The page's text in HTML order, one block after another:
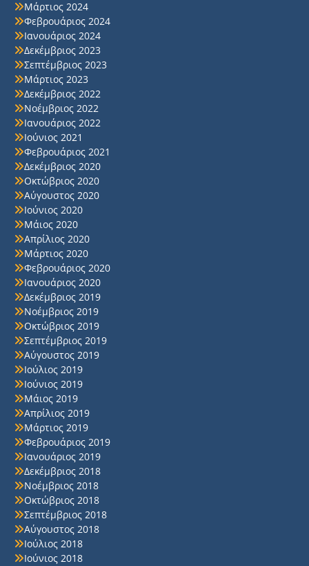
Μάρτιος 2024
Φεβρουάριος 2024
Ιανουάριος 2024
Δεκέμβριος 2023
Σεπτέμβριος 2023
Μάρτιος 2023
Δεκέμβριος 2022
Νοέμβριος 2022
Ιανουάριος 2022
Ιούνιος 2021
Φεβρουάριος 2021
Δεκέμβριος 2020
Οκτώβριος 2020
Αύγουστος 2020
Ιούνιος 2020
Μάιος 2020
Απρίλιος 2020
Μάρτιος 2020
Φεβρουάριος 2020
Ιανουάριος 2020
Δεκέμβριος 2019
Νοέμβριος 2019
Οκτώβριος 2019
Σεπτέμβριος 2019
Αύγουστος 2019
Ιούλιος 2019
Ιούνιος 2019
Μάιος 2019
Απρίλιος 2019
Μάρτιος 2019
Φεβρουάριος 2019
Ιανουάριος 2019
Δεκέμβριος 2018
Νοέμβριος 2018
Οκτώβριος 2018
Σεπτέμβριος 2018
Αύγουστος 2018
Ιούλιος 2018
Ιούνιος 2018